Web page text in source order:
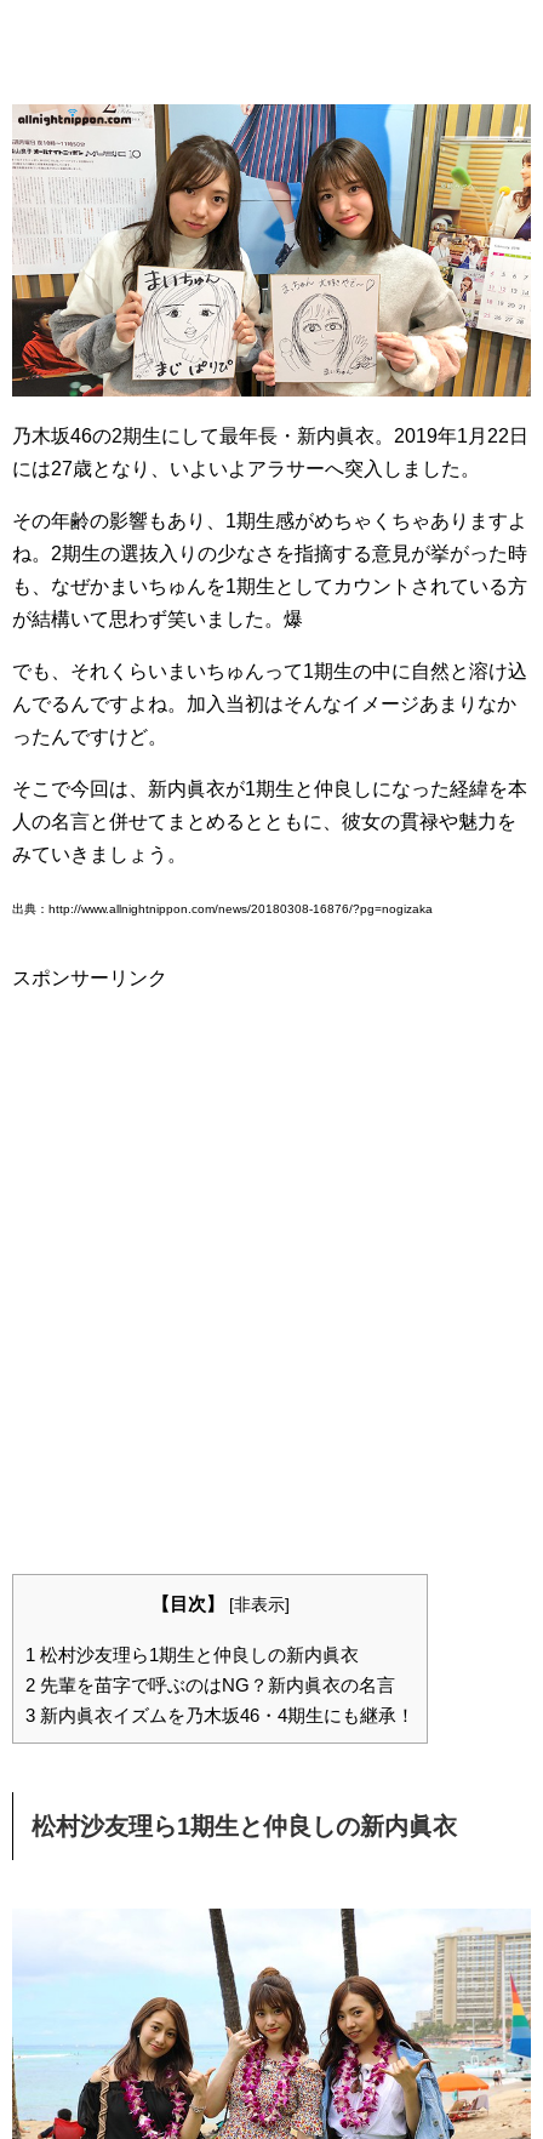
乃木坂46の2期生にして最年長・新内眞衣。2019年1月22日
には27歳となり、いよいよアラサーへ突入しました。
その年齢の影響もあり、1期生感がめちゃくちゃありますよ
ね。2期生の選抜入りの少なさを指摘する意見が挙がった時
も、なぜかまいちゅんを1期生としてカウントされている方
が結構いて思わず笑いました。爆
でも、それくらいまいちゅんって1期生の中に自然と溶け込
んでるんですよね。加入当初はそんなイメージあまりなか
ったんですけど。
そこで今回は、新内眞衣が1期生と仲良しになった経緯を本
人の名言と併せてまとめるとともに、彼女の貫禄や魅力を
みていきましょう。
出典：http://www.allnightnippon.com/news/20180308-16876/?pg=nogizaka
スポンサーリンク
【目次】 [非表示]
1 松村沙友理ら1期生と仲良しの新内眞衣
2 先輩を苗字で呼ぶのはNG？新内眞衣の名言
3 新内眞衣イズムを乃木坂46・4期生にも継承！
松村沙友理ら1期生と仲良しの新内眞衣